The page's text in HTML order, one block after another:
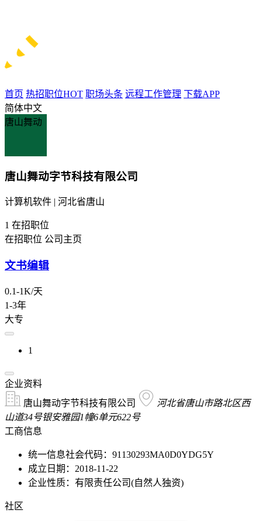
首页 热招职位HOT 职场头条 远程工作管理 下载APP
简体中文
唐山舞动
唐山舞动字节科技有限公司
计算机软件 | 河北省唐山
1 在招职位
在招职位 公司主页
文书编辑
0.1-1K/天
1-3年
大专
1
企业资料
唐山舞动字节科技有限公司
河北省唐山市路北区西
山道34号银安雅园1幢6单元622号
工商信息
统一信息社会代码：91130293MA0D0YDG5Y
成立日期：2018-11-22
企业性质：有限责任公司(自然人独资)
社区